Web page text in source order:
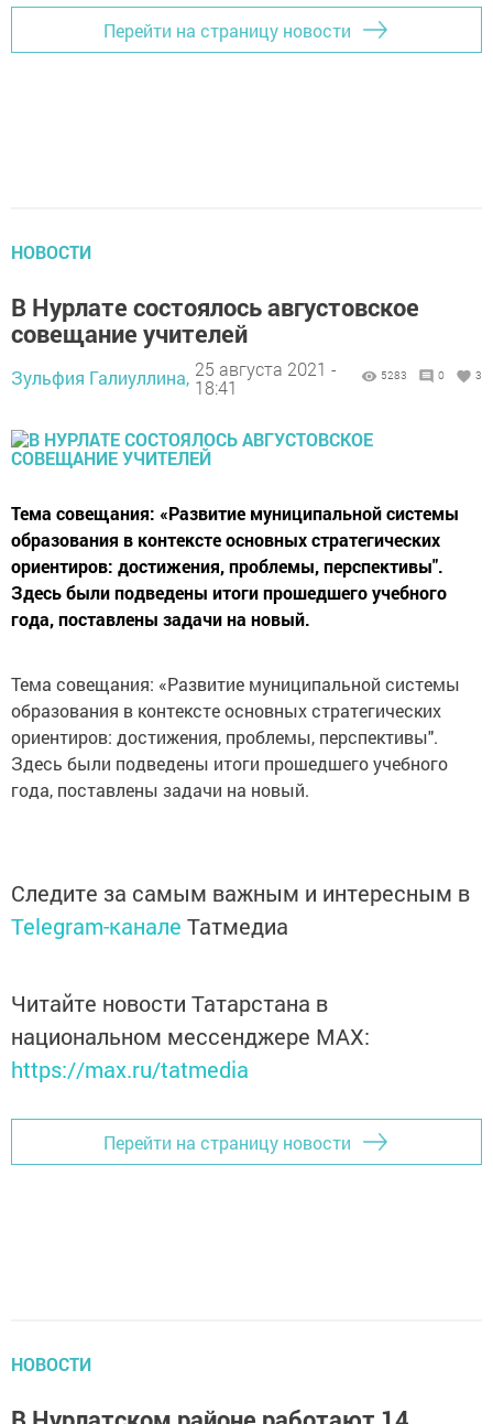
Перейти на страницу новости
НОВОСТИ
В Нурлате состоялось августовское
совещание учителей
Зульфия Галиуллина, 25 августа 2021 -
18:41
5283 0 3
Тема совещания: «Развитие муниципальной системы
образования в контексте основных стратегических
ориентиров: достижения, проблемы, перспективы".
Здесь были подведены итоги прошедшего учебного
года, поставлены задачи на новый.
Тема совещания: «Развитие муниципальной системы
образования в контексте основных стратегических
ориентиров: достижения, проблемы, перспективы".
Здесь были подведены итоги прошедшего учебного
года, поставлены задачи на новый.
Следите за самым важным и интересным в
Telegram-канале Татмедиа
Читайте новости Татарстана в
национальном мессенджере MАХ:
https://max.ru/tatmedia
Перейти на страницу новости
НОВОСТИ